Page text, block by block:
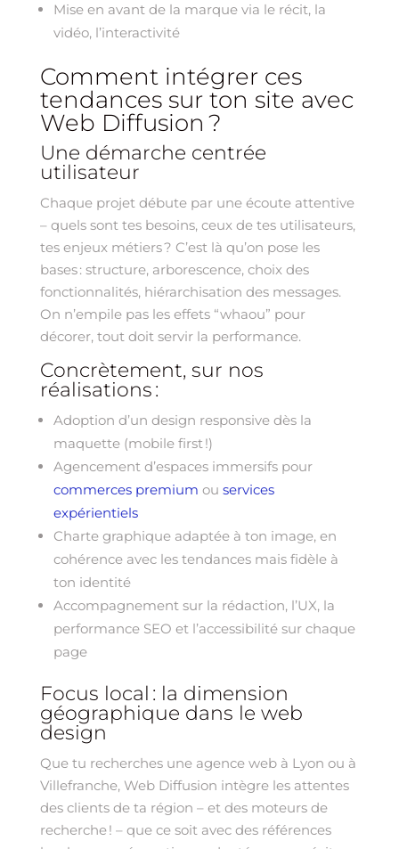
Mise en avant de la marque via le récit, la
vidéo, l’interactivité
Comment intégrer ces
tendances sur ton site avec
Web Diffusion ?
Une démarche centrée
utilisateur
Chaque projet débute par une écoute attentive
– quels sont tes besoins, ceux de tes utilisateurs,
tes enjeux métiers ? C’est là qu’on pose les
bases : structure, arborescence, choix des
fonctionnalités, hiérarchisation des messages.
On n’empile pas les effets “whaou” pour
décorer, tout doit servir la performance.
Concrètement, sur nos
réalisations :
Adoption d’un design responsive dès la
maquette (mobile first !)
Agencement d’espaces immersifs pour
commerces premium ou services
expérientiels
Charte graphique adaptée à ton image, en
cohérence avec les tendances mais fidèle à
ton identité
Accompagnement sur la rédaction, l’UX, la
performance SEO et l’accessibilité sur chaque
page
Focus local : la dimension
géographique dans le web
design
Que tu recherches une agence web à Lyon ou à
Villefranche, Web Diffusion intègre les attentes
des clients de ta région – et des moteurs de
recherche ! – que ce soit avec des références